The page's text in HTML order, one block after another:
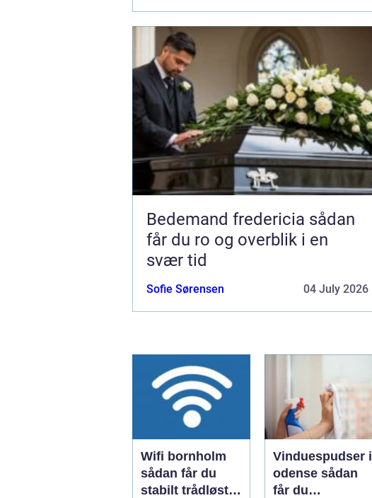
Bedemand fredericia sådan
får du ro og overblik i en
svær tid
Sofie Sørensen 04 July 2026
Wifi bornholm
sådan får du
stabilt trådløst
Vinduespudser i
odense sådan
får du